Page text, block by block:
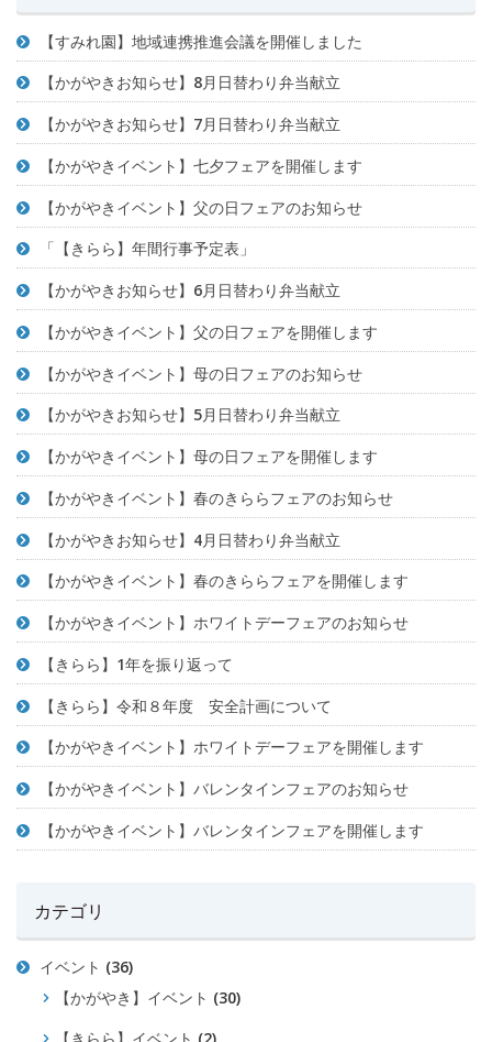
【すみれ園】地域連携推進会議を開催しました
【かがやきお知らせ】8月日替わり弁当献立
【かがやきお知らせ】7月日替わり弁当献立
【かがやきイベント】七夕フェアを開催します
【かがやきイベント】父の日フェアのお知らせ
「【きらら】年間行事予定表」
【かがやきお知らせ】6月日替わり弁当献立
【かがやきイベント】父の日フェアを開催します
【かがやきイベント】母の日フェアのお知らせ
【かがやきお知らせ】5月日替わり弁当献立
【かがやきイベント】母の日フェアを開催します
【かがやきイベント】春のきららフェアのお知らせ
【かがやきお知らせ】4月日替わり弁当献立
【かがやきイベント】春のきららフェアを開催します
【かがやきイベント】ホワイトデーフェアのお知らせ
【きらら】1年を振り返って
【きらら】令和８年度 安全計画について
【かがやきイベント】ホワイトデーフェアを開催します
【かがやきイベント】バレンタインフェアのお知らせ
【かがやきイベント】バレンタインフェアを開催します
カテゴリ
イベント (36)
【かがやき】イベント (30)